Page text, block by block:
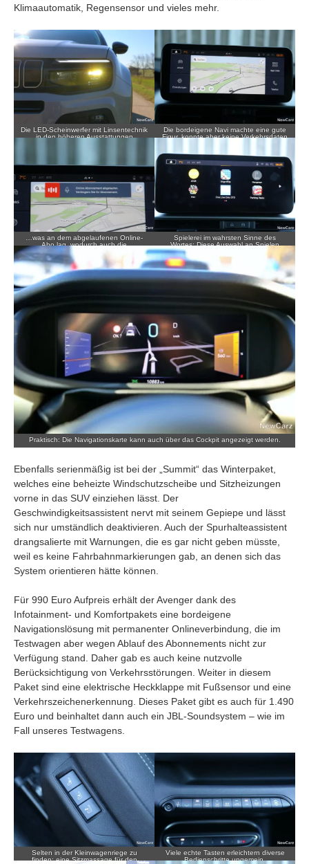
Klimaautomatik, Regensensor und vieles mehr.
Die LED-Scheinwerfer mit Linsentechnik
in den höheren Ausstattungen
Die bordeigene Navi machte eine gute
Figur, konnte aber keine Verkehrsdaten
…was an dem abgelaufenen Online-
Abo lag, wodurch auch die
Sprachsteuerung nicht funktionierte.
Spielerei im wahrsten Sinne des
Wortes: Diese Auswahl an Spielen
funktionierte im Gegensatz zu wichtigen
Dingen problemlos.
Praktisch: Die Navigationskarte kann auch über das Cockpit angezeigt werden.
Ebenfalls serienmäßig ist bei der „Summit“ das Winterpaket,
welches eine beheizte Windschutzscheibe und Sitzheizungen
vorne in das SUV einziehen lässt. Der
Geschwindigkeitsassistent nervt mit seinem Gepiepe und lässt
sich nur umständlich deaktivieren. Auch der Spurhalteassistent
drangsalierte mit Warnungen, die es gar nicht geben müsste,
weil es keine Fahrbahnmarkierungen gab, an denen sich das
System orientieren hätte können.
Für 990 Euro Aufpreis erhält der Avenger dank des
Infotainment- und Komfortpakets eine bordeigene
Navigationslösung mit permanenter Onlineverbindung, die im
Testwagen aber wegen Ablauf des Abonnements nicht zur
Verfügung stand. Daher gab es auch keine nutzvolle
Berücksichtigung von Verkehrsstörungen. Weiter in diesem
Paket sind eine elektrische Heckklappe mit Fußsensor und eine
Verkehrszeichenerkennung. Dieses Paket gibt es auch für 1.490
Euro und beinhaltet dann auch ein JBL-Soundsystem – wie im
Fall unseres Testwagens.
Selten in der Kleinwagenriege zu
finden: eine Sitzmassage für den
Viele echte Tasten erleichtern diverse
Bedienschritte ungemein.